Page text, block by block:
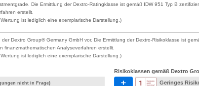
Die Ermittlung der Dextro-Ratingklasse ist gemäß IDW 951 Typ B
erstellt.
ist lediglich eine exemplarische Darstellung.)
Dextro Group® Germany GmbH vor. Die Ermittlung der Dextro-Risikoklasse ist
finanzmathematischen Analyseverfahren erstellt.
ist lediglich eine exemplarische Darstellung.)
nicht in Frage)
Risikoklassen gemäß Dextro
Geringes